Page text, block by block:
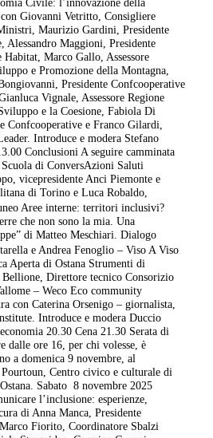
Giovanni Vetritto, Consigliere
Maurizio Gardini, Presidente
Alessandro Maggioni, Presidente
Marco Gallo, Assessore
e Promozione della Montagna,
Presidente Confcooperative
Vignale, Assessore Regione
e la Coesione, Fabiola Di
Confcooperative e Franco Gilardi,
Introduce e modera Stefano
Conclusioni A seguire camminata
di ConversAzioni Saluti
vicepresidente Anci Piemonte e
di Torino e Luca Robaldo,
Aree interne: territori inclusivi?
che non sono la mia. Una
di Matteo Meschiari. Dialogo
e Andrea Fenoglio – Viso A Viso
Aperta di Ostana Strumenti di
Bellione, Direttore tecnico Consorizio
– Weco Eco community
con Caterina Orsenigo – giornalista,
Introduce e modera Duccio
20.30 Cena 21.30 Serata di
dalle ore 16, per chi volesse, è
a domenica 9 novembre, al
Centro civico e culturale di
Sabato 8 novembre 2025
l’inclusione: esperienze,
di Anna Manca, Presidente
Fiorito, Coordinatore Sbalzi